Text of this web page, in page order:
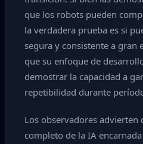
que los robots pueden
la verdadera prueba es si
segura y consistente a gran
que su enfoque de
demostrar la capacidad a
repetibilidad durante
Los observadores advierten
completo de la IA